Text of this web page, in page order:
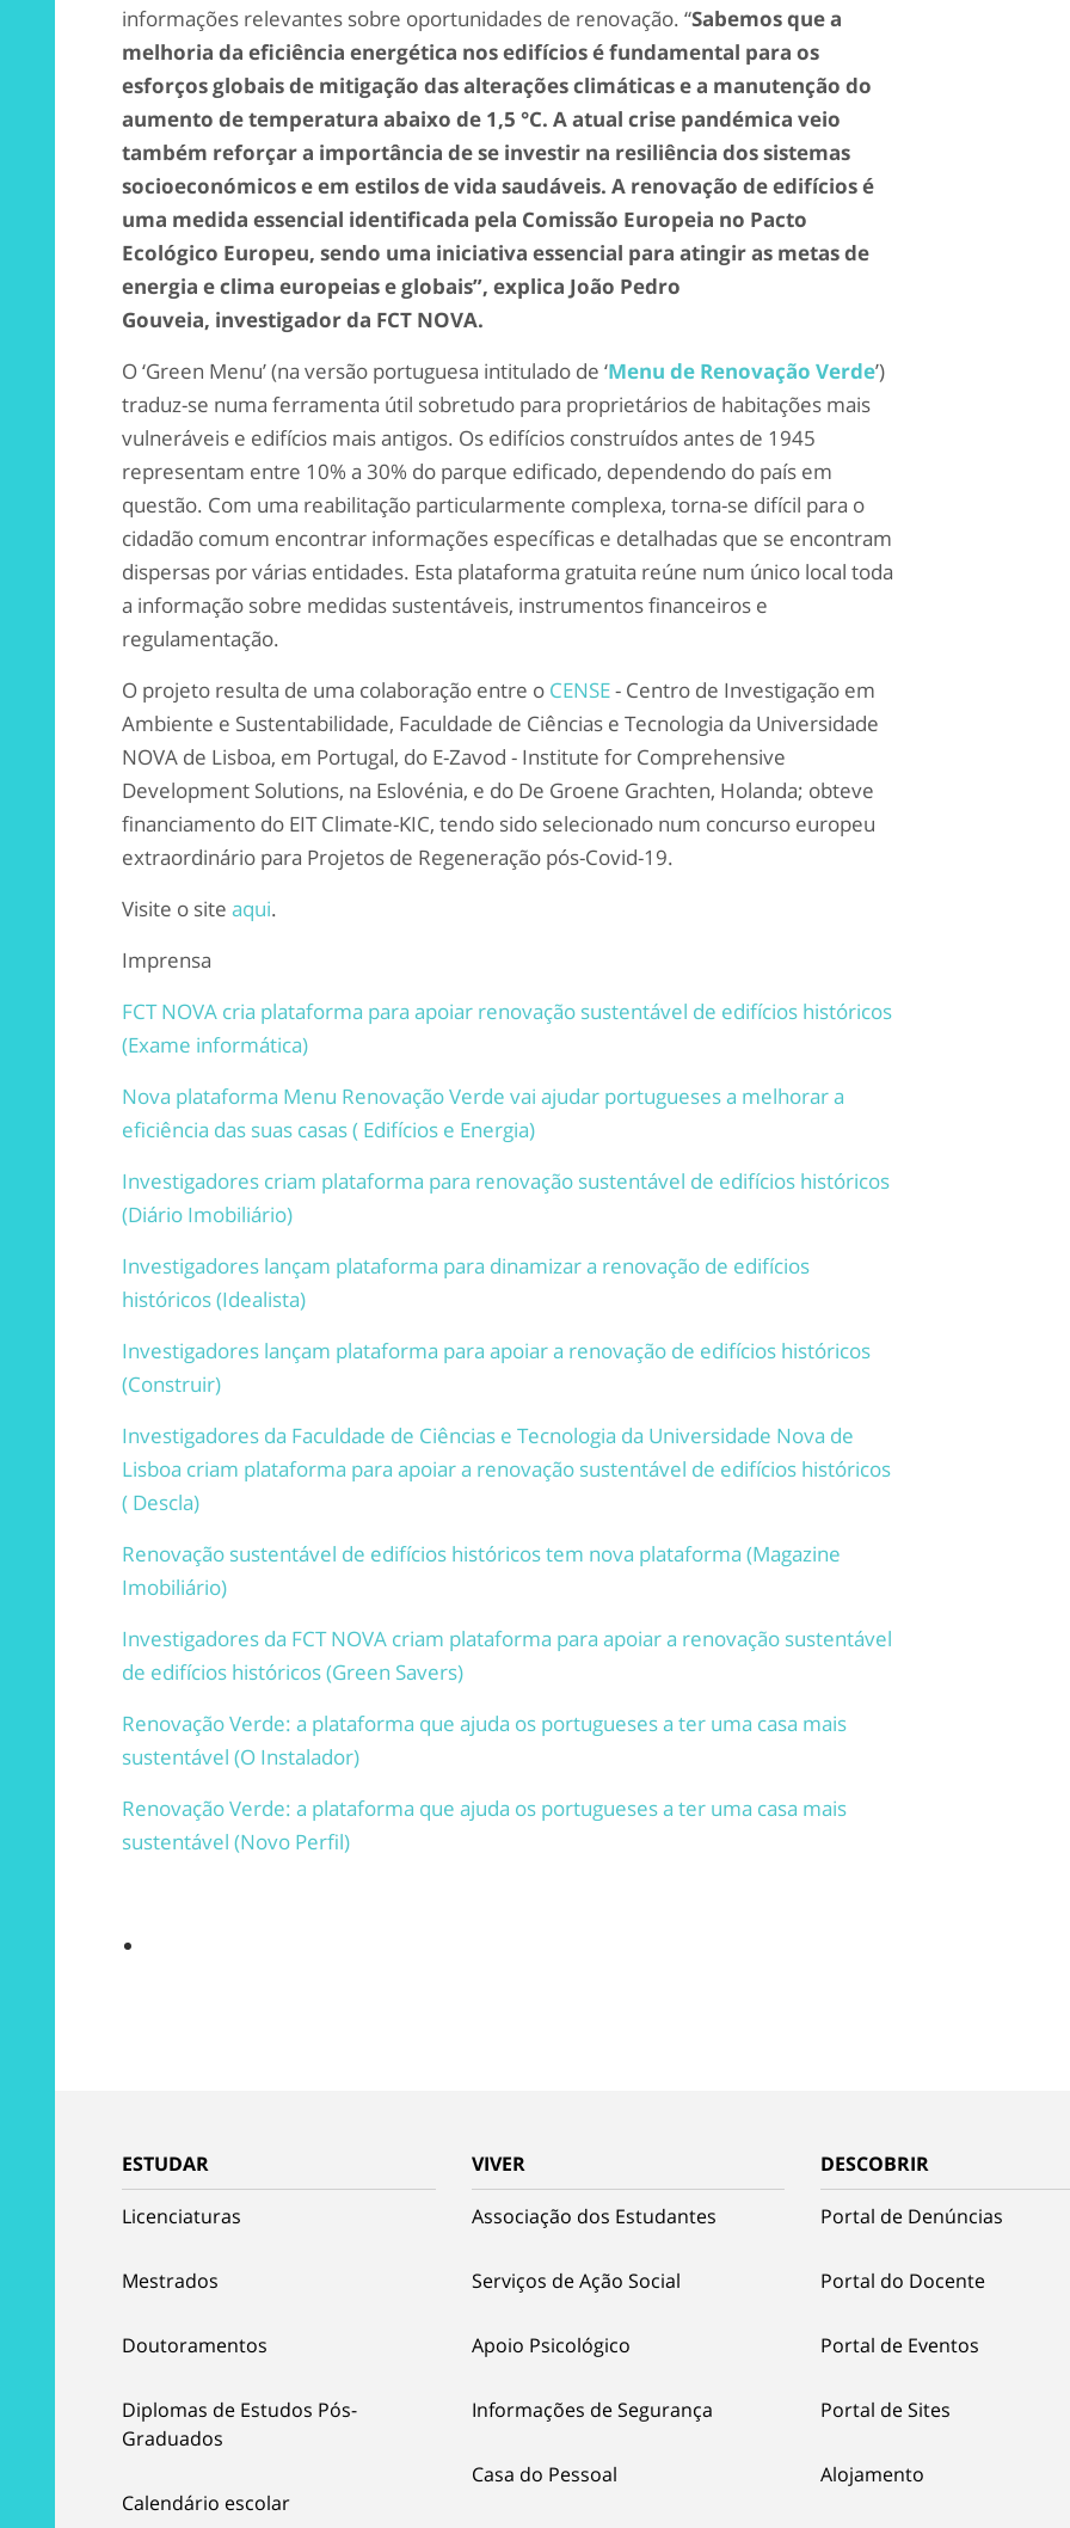
informações relevantes sobre oportunidades de renovação. “Sabemos que a
melhoria da eficiência energética nos edifícios é fundamental para os
esforços globais de mitigação das alterações climáticas e a manutenção do
aumento de temperatura abaixo de 1,5 °C. A atual crise pandémica veio
também reforçar a importância de se investir na resiliência dos sistemas
socioeconómicos e em estilos de vida saudáveis. A renovação de edifícios é
uma medida essencial identificada pela Comissão Europeia no Pacto
Ecológico Europeu, sendo uma iniciativa essencial para atingir as metas de
energia e clima europeias e globais”, explica João Pedro
Gouveia, investigador da FCT NOVA.
O ‘Green Menu’ (na versão portuguesa intitulado de ‘Menu de Renovação Verde’)
traduz-se numa ferramenta útil sobretudo para proprietários de habitações mais
vulneráveis e edifícios mais antigos. Os edifícios construídos antes de 1945
representam entre 10% a 30% do parque edificado, dependendo do país em
questão. Com uma reabilitação particularmente complexa, torna-se difícil para o
cidadão comum encontrar informações específicas e detalhadas que se encontram
dispersas por várias entidades. Esta plataforma gratuita reúne num único local toda
a informação sobre medidas sustentáveis, instrumentos financeiros e
regulamentação.
O projeto resulta de uma colaboração entre o CENSE- Centro de Investigação em
Ambiente e Sustentabilidade, Faculdade de Ciências e Tecnologia da Universidade
NOVA de Lisboa, em Portugal, do E-Zavod - Institute for Comprehensive
Development Solutions, na Eslovénia, e do De Groene Grachten, Holanda; obteve
financiamento do EIT Climate-KIC, tendo sido selecionado num concurso europeu
extraordinário para Projetos de Regeneração pós-Covid-19.
Visite o site aqui.
Imprensa
FCT NOVA cria plataforma para apoiar renovação sustentável de edifícios históricos
(Exame informática)
Nova plataforma Menu Renovação Verde vai ajudar portugueses a melhorar a
eficiência das suas casas ( Edifícios e Energia)
Investigadores criam plataforma para renovação sustentável de edifícios históricos
(Diário Imobiliário)
Investigadores lançam plataforma para dinamizar a renovação de edifícios
históricos (Idealista)
Investigadores lançam plataforma para apoiar a renovação de edifícios históricos
(Construir)
Investigadores da Faculdade de Ciências e Tecnologia da Universidade Nova de
Lisboa criam plataforma para apoiar a renovação sustentável de edifícios históricos
( Descla)
Renovação sustentável de edifícios históricos tem nova plataforma (Magazine
Imobiliário)
Investigadores da FCT NOVA criam plataforma para apoiar a renovação sustentável
de edifícios históricos (Green Savers)
Renovação Verde: a plataforma que ajuda os portugueses a ter uma casa mais
sustentável (O Instalador)
Renovação Verde: a plataforma que ajuda os portugueses a ter uma casa mais
sustentável (Novo Perfil)
ESTUDAR
Licenciaturas
Mestrados
Doutoramentos
Diplomas de Estudos Pós-
Graduados
Calendário escolar
VIVER
Associação dos Estudantes
Serviços de Ação Social
Apoio Psicológico
Informações de Segurança
Casa do Pessoal
DESCOBRIR
Portal de Denúncias
Portal do Docente
Portal de Eventos
Portal de Sites
Alojamento